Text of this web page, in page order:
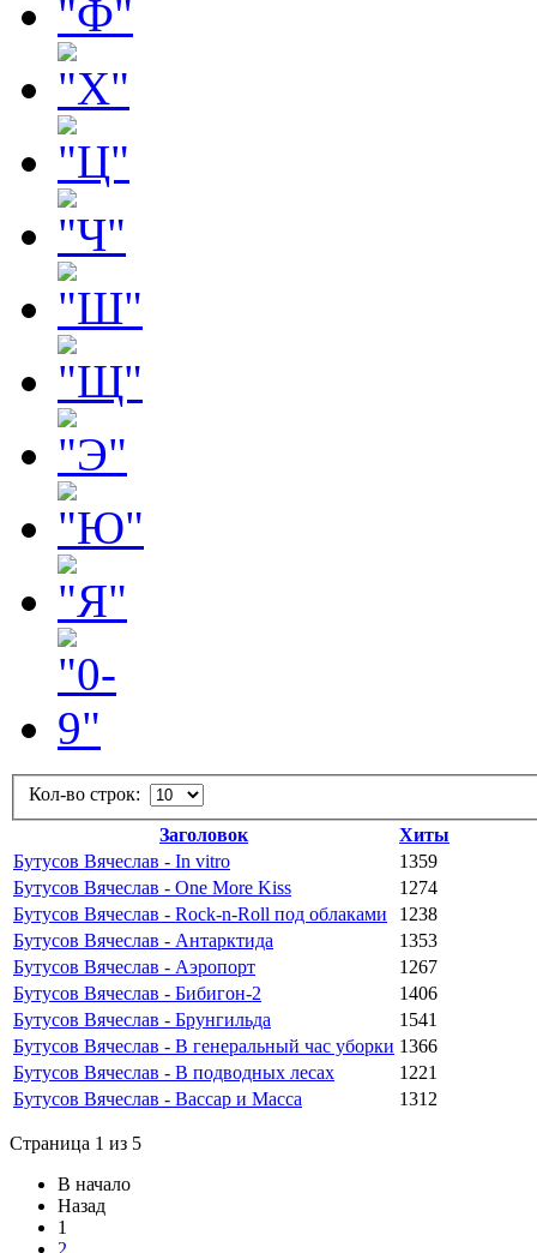
Кол-во строк:
Заголовок
Хиты
Бутусов Вячеслав - In vitro
1359
Бутусов Вячеслав - One More Kiss
1274
Бутусов Вячеслав - Rock-n-Roll под облаками
1238
Бутусов Вячеслав - Антарктида
1353
Бутусов Вячеслав - Аэропорт
1267
Бутусов Вячеслав - Бибигон-2
1406
Бутусов Вячеслав - Брунгильда
1541
Бутусов Вячеслав - В генеральный час уборки 1366
Бутусов Вячеслав - В подводных лесах
1221
Бутусов Вячеслав - Вассар и Масса
1312
Страница 1 из 5
В начало
Назад
1
2